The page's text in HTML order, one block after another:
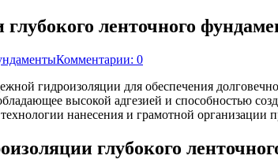
ленточного
Комментарии: 0
гидроизоляции для обеспечения
высокой адгезией и способностью
нанесения и грамотной организации
глубокого